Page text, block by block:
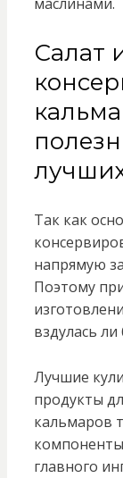
Салат
Так как
напрямую
Поэтому
вздулась ли
Лучшие
продукты
кальмаров
компоненты
главного